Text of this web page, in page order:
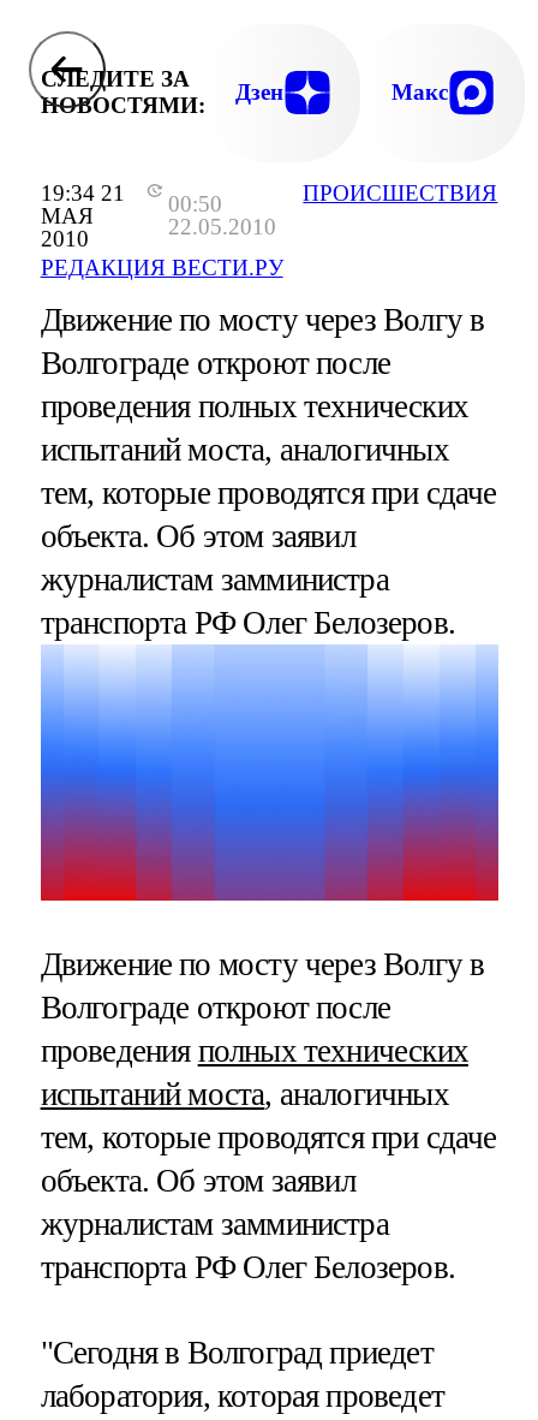
19:34 21
МАЯ
2010
00:50
22.05.2010
РЕДАКЦИЯ ВЕСТИ.РУ
ПРОИСШЕСТВИЯ
СЛЕДИТЕ ЗА
НОВОСТЯМИ:
Дзен Макс
Движение по мосту через Волгу в
Волгограде откроют после
проведения полных технических
испытаний моста, аналогичных
тем, которые проводятся при сдаче
объекта. Об этом заявил
журналистам замминистра
транспорта РФ Олег Белозеров.
Движение по мосту через Волгу в
Волгограде откроют после
проведения полных технических
испытаний моста, аналогичных
тем, которые проводятся при сдаче
объекта. Об этом заявил
журналистам замминистра
транспорта РФ Олег Белозеров.
"Сегодня в Волгоград приедет
лаборатория, которая проведет